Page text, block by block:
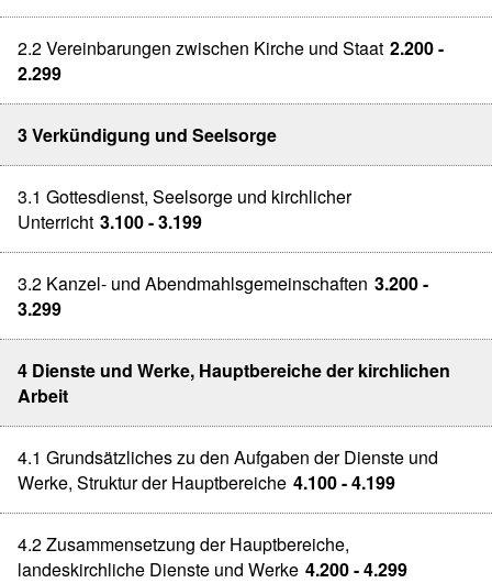
2.2 Vereinbarungen zwischen Kirche und Staat 2.200 -
2.299
3 Verkündigung und Seelsorge
3.1 Gottesdienst, Seelsorge und kirchlicher
Unterricht 3.100 - 3.199
3.2 Kanzel- und Abendmahlsgemeinschaften 3.200 -
3.299
4 Dienste und Werke, Hauptbereiche der kirchlichen
Arbeit
4.1 Grundsätzliches zu den Aufgaben der Dienste und
Werke, Struktur der Hauptbereiche 4.100 - 4.199
4.2 Zusammensetzung der Hauptbereiche,
landeskirchliche Dienste und Werke 4.200 - 4.299